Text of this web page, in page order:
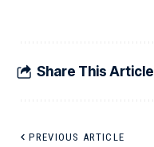
Share This Article
PREVIOUS ARTICLE